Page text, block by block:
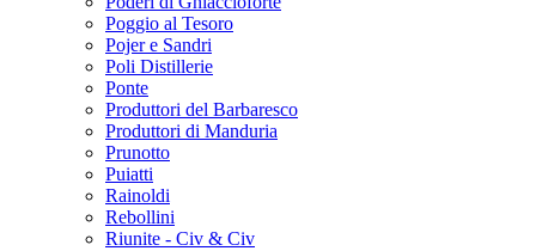
Poggio al Tesoro
Pojer e Sandri
Poli Distillerie
Ponte
Produttori del Barbaresco
Produttori di Manduria
Prunotto
Puiatti
Rainoldi
Rebollini
Riunite - Civ & Civ